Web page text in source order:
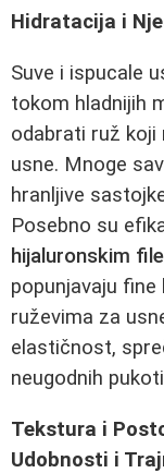
Hidratacija i
Suve i ispucale
tokom hladnijih
odabrati ruž koji
usne. Mnoge
hranljive
Posebno su
hijaluronskim
popunjavaju fine
ruževima za
elastičnost,
neugodnih
Tekstura i
Udobnosti i